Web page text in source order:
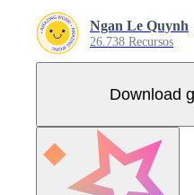
Ngan Le Quynh
26.738 Recursos
Download